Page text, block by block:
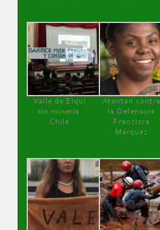
Valle de Elqui
sin minería.
Chile
Atentan contra
la Defensora
Francisca
Márquez